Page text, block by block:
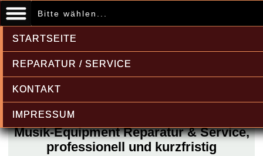
Bitte wählen...
STARTSEITE
REPARATUR / SERVICE
KONTAKT
IMPRESSUM
Musik-Equipment Reparatur & Service,
professionell und kurzfristig